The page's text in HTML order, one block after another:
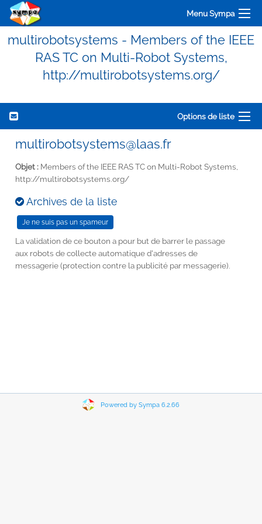
Menu Sympa
multirobotsystems - Members of the IEEE
RAS TC on Multi-Robot Systems,
http://multirobotsystems.org/
Options de liste
multirobotsystems@laas.fr
Objet : Members of the IEEE RAS TC on Multi-Robot Systems,
http://multirobotsystems.org/
Archives de la liste
La validation de ce bouton a pour but de barrer le passage
aux robots de collecte automatique d'adresses de
messagerie (protection contre la publicité par messagerie).
Powered by Sympa 6.2.66